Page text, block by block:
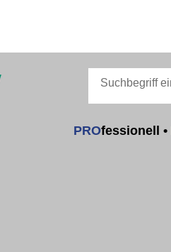
PROfessionell •